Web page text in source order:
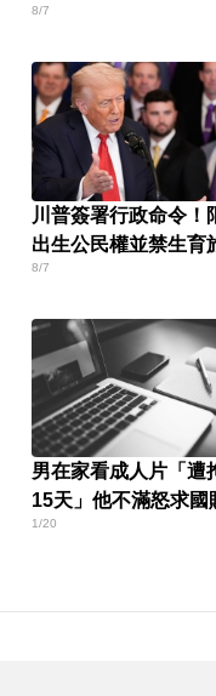
8/7
川普簽署行政命令！
出生公民權並禁生育
8/7
男在家看成人片「遭
15天」他不滿怒求國
1/20